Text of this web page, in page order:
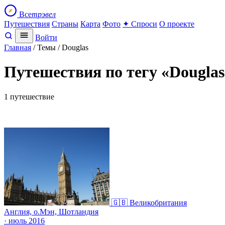
Всетрэвел
Путешествия Страны Карта Фото ✦ Спроси О проекте
Войти
Главная / Темы / Douglas
Путешествия по тегу
1 путешествие
🇬🇧 Великобритания
Англия, о.Мэн, Шотландия
· июль 2016